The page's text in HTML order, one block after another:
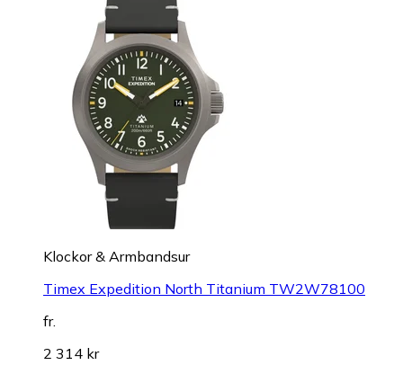
Klockor & Armbandsur
Timex Expedition North Titanium TW2W78100
fr.
2 314 kr